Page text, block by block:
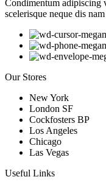
Condimentum adipiscing
scelerisque neque dis
Our Stores
New York
London SF
Cockfosters BP
Los Angeles
Chicago
Las Vegas
Useful Links